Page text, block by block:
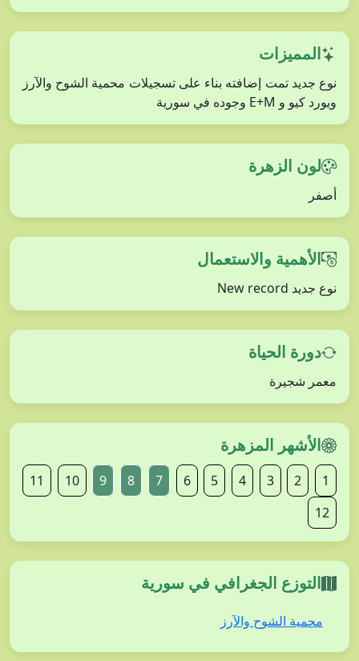
المميزات
نوع جديد تمت إضافته بناء على تسجيلات محمية الشوح والآرز
ويورد كيو و E+M وجوده في سورية
لون الزهرة
أصفر
الأهمية والاستعمال
نوع جديد New record
دورة الحياة
معمر شجيرة
الأشهر المزهرة
1
2
3
4
5
6
7
8
9
10
11
12
التوزع الجغرافي في سورية
محمية الشوح والآرز